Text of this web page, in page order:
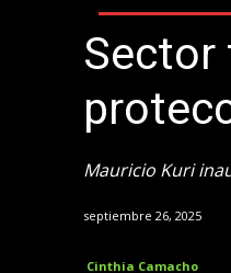
Sector
Mauricio Kuri
septiembre 26, 2025
Cinthia Camacho